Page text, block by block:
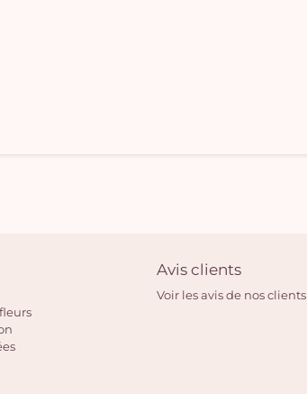
Avis clients
Voir les avis de nos clients